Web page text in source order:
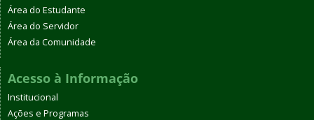
Área do Estudante
Área do Servidor
Área da Comunidade
Acesso à Informação
Institucional
Ações e Programas